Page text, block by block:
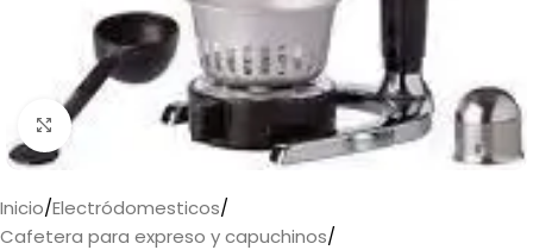
Haga clic para ampliar
Inicio/Electródomesticos/
Cafetera para expreso y capuchinos/